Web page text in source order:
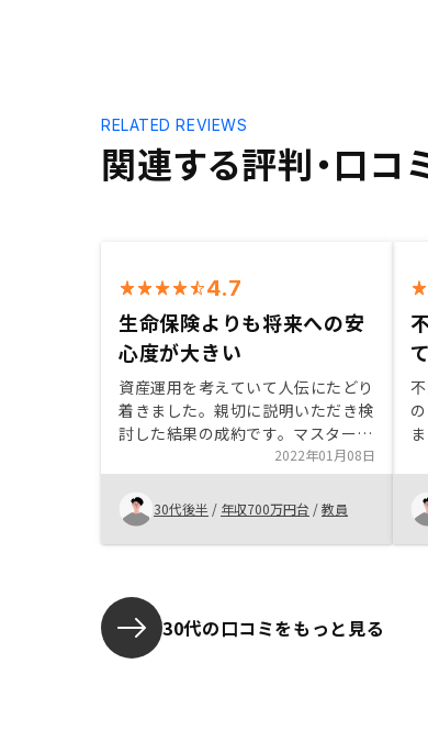
関連する評判・口コ
RELATED REVIEWS
4.7
生命保険よりも将来への安
心度が大きい
資産運用を考えていて人伝にたどり
着きました。親切に説明いただき検
討した結果の成約です。マスタープ
ランのサービス内容が手厚いと思い
ました。おすすめです。 生命保険
よりも将来への安心度が大きいで
す。今後もよろしくお願いします。
2022年01月08日
30代後半 / 年収700万円台 /教員
30代の口コミをもっと見る